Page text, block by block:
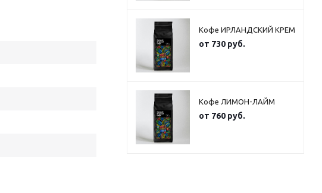
Кофе ИРЛАНДСКИЙ КРЕМ
от 730 руб.
Кофе ЛИМОН-ЛАЙМ
от 760 руб.